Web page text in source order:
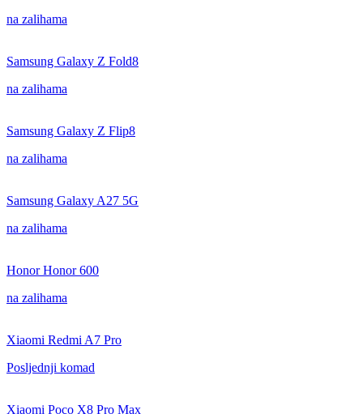
na zalihama
Samsung Galaxy Z Fold8
na zalihama
Samsung Galaxy Z Flip8
na zalihama
Samsung Galaxy A27 5G
na zalihama
Honor Honor 600
na zalihama
Xiaomi Redmi A7 Pro
Posljednji komad
Xiaomi Poco X8 Pro Max